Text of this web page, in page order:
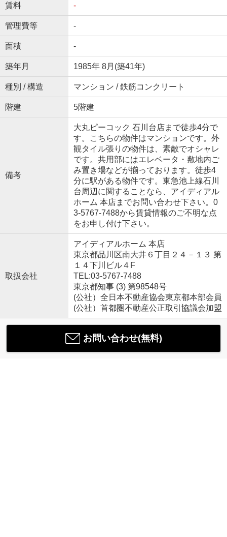
賃料 -
管理費等 -
面積 -
築年月 1985年 8月(築41年)
種別 / 構造 マンション / 鉄筋コンクリート
階建 5階建
備考
大丸ピーコック 石川台店まで徒歩4分で
す。こちらの物件はマンションです。外
観タイル張りの物件は、素敵でオシャレ
です。共用部にはエレベータ・敷地内ご
み置き場などが揃っております。徒歩4
分に駅がある物件です。東急池上線石川
台周辺に関することなら、アイディアル
ホーム 本店までお問い合わせ下さい。0
3-5767-7488から賃貸情報のご不明な点
をお申し付け下さい。
取扱会社
アイディアルホーム 本店
東京都品川区南大井６丁目２４－１３ 第
１４下川ビル４F
TEL:03-5767-7488
東京都知事 (3) 第98548号
(公社）全日本不動産協会東京都本部会員
(公社）首都圏不動産公正取引協議会加盟
お問い合わせ(無料)